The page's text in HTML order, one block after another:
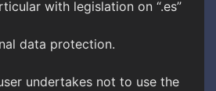
with legislation on “.es”
data protection.
undertakes not to use the